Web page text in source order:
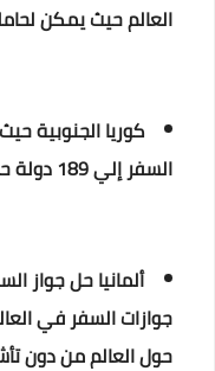
العالم حيث يمكن لحامله
كوريا الجنوبية
السفر إلي 189 دولة حول العالم من دون تأشيرة.
ألمانيا حل جواز
حول العالم من دون